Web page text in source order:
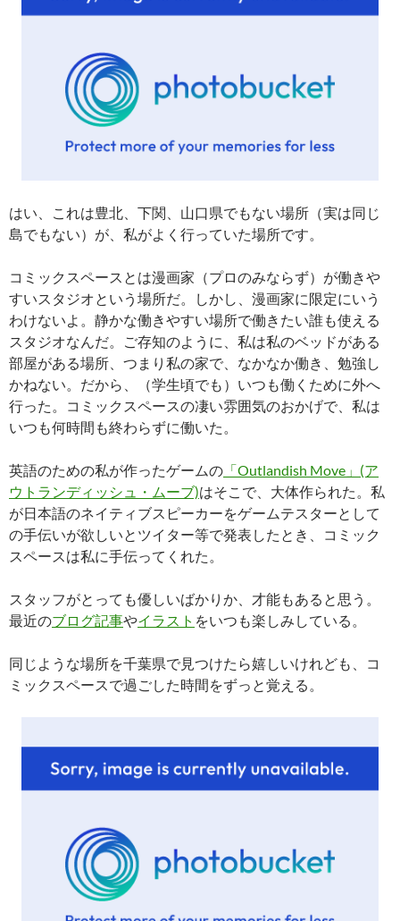
はい、これは豊北、下関、山口県でもない場所（実は同じ
島でもない）が、私がよく行っていた場所です。
コミックスペースとは漫画家（プロのみならず）が働きや
すいスタジオという場所だ。しかし、漫画家に限定にいう
わけないよ。静かな働きやすい場所で働きたい誰も使える
スタジオなんだ。ご存知のように、私は私のベッドがある
部屋がある場所、つまり私の家で、なかなか働き、勉強し
かねない。だから、（学生頃でも）いつも働くために外へ
行った。コミックスペースの凄い雰囲気のおかげで、私は
いつも何時間も終わらずに働いた。
英語のための私が作ったゲームの 「Outlandish Move」(ア
ウトランディッシュ・ムーブ)はそこで、大体作られた。私
が日本語のネイティブスピーカーをゲームテスターとして
の手伝いが欲しいとツイター等で発表したとき、コミック
スペースは私に手伝ってくれた。
スタッフがとっても優しいばかりか、才能もあると思う。
最近のブログ記事やイラスト をいつも楽しみしている。
同じような場所を千葉県で見つけたら嬉しいけれども、コ
ミックスペースで過ごした時間をずっと覚える。